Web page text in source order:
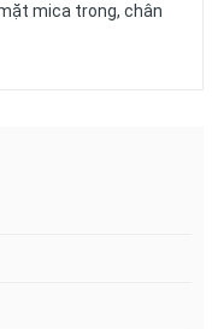
mica trong, chân